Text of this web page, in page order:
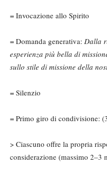
= Invocazione allo Spirito
= Domanda generativa: Dalla
esperienza più bella di
sullo stile di missione della
= Silenzio
= Primo giro di condivisione:
> Ciascuno offre la propria
considerazione (massimo 2–3